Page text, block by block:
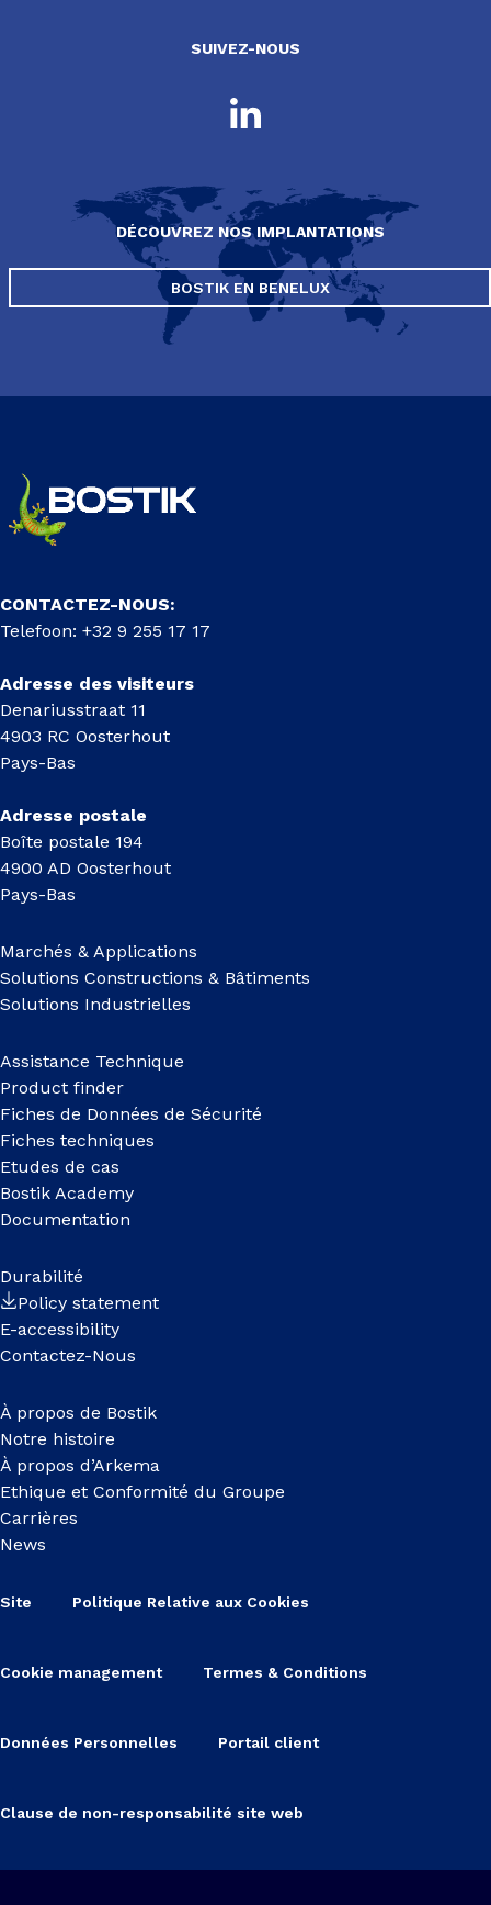
SUIVEZ-NOUS
DÉCOUVREZ NOS IMPLANTATIONS
BOSTIK EN BENELUX
CONTACTEZ-NOUS:
Telefoon: +32 9 255 17 17
Adresse des visiteurs
Denariusstraat 11
4903 RC Oosterhout
Pays-Bas
Adresse postale
Boîte postale 194
4900 AD Oosterhout
Pays-Bas
Marchés & Applications
Solutions Constructions & Bâtiments
Solutions Industrielles
Assistance Technique
Product finder
Fiches de Données de Sécurité
Fiches techniques
Etudes de cas
Bostik Academy
Documentation
Durabilité
Policy statement
E-accessibility
Contactez-Nous
À propos de Bostik
Notre histoire
À propos d’Arkema
Ethique et Conformité du Groupe
Carrières
News
Site Politique Relative aux Cookies
Cookie management Termes & Conditions
Données Personnelles Portail client
Clause de non-responsabilité site web